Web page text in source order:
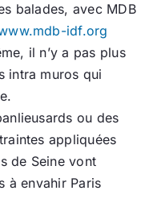
balades, avec MDB
idf.org
il n’y a pas plus
intra muros qui
ou des
appliquées
de Seine vont
à envahir Paris